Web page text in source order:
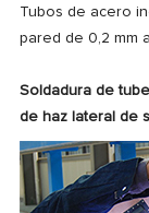
Tubos de acero
pared de 0,2 mm
de haz lateral de